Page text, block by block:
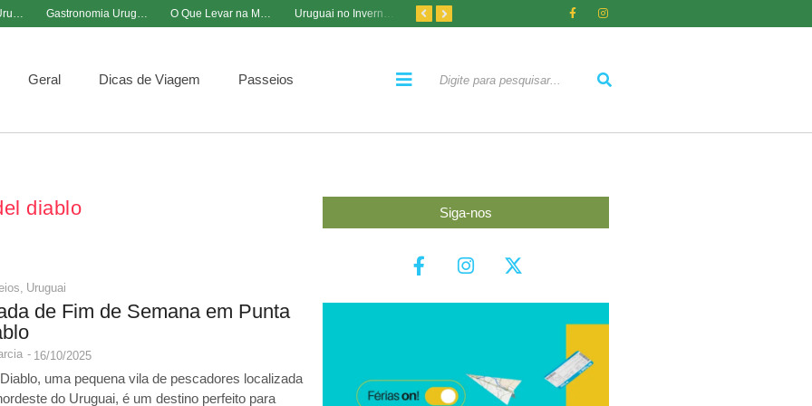
Segurança no Uruguai: Dicas para Viajar Tranquilo Gastronomia Uruguaia: Pratos Típicos que Você Precisa Provar O Que Levar na Mala para o Inverno Uruguaio Uruguai no Inverno: Dicas Essenciais para Sua Viagem
Geral Dicas de Viagem Passeios
diablo
, Uruguai
de Fim de Semana em Punta
- 16/10/2025
uma pequena vila de pescadores localizada
do Uruguai, é um destino perfeito para
Siga-nos